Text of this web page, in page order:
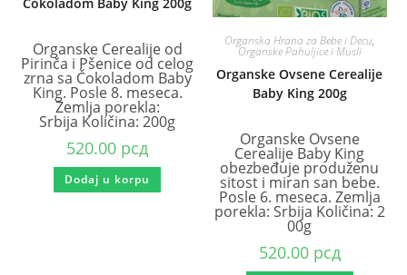
Čokoladom Baby King 200g
Organske Cerealije od
Pirinča i Pšenice od celog
zrna sa Čokoladom Baby
King. Posle 8. meseca.
Zemlja porekla:
Srbija Količina: 200g
520.00 рсд
Dodaj u korpu
Organska Hrana za Bebe i Decu,
Organske Pahuljice i Musli
Organske Ovsene Cerealije
Baby King 200g
Organske Ovsene
Cerealije Baby King
obezbeđuje produženu
sitost i miran san bebe.
Posle 6. meseca. Zemlja
porekla: Srbija Količina: 2
00g
520.00 рсд